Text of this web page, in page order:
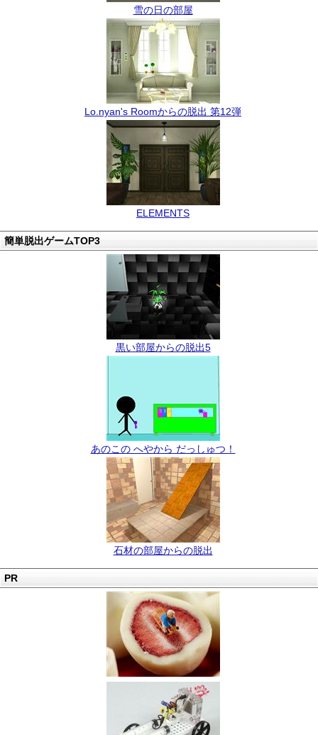
雪の日の部屋
Lo.nyan's Roomからの脱出 第12弾
ELEMENTS
簡単脱出ゲームTOP3
黒い部屋からの脱出5
あのこの へやから だっしゅつ！
石材の部屋からの脱出
PR